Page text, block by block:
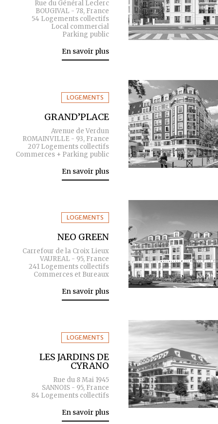
Rue du Général Leclerc
BOUGIVAL - 78, France
54 Logements collectifs
Local commercial
Parking public
En savoir plus
LOGEMENTS
GRAND’PLACE
Avenue de Verdun
ROMAINVILLE - 93, France
207 Logements collectifs
Commerces + Parking public
En savoir plus
LOGEMENTS
NEO GREEN
Carrefour de la Croix Lieux
VAUREAL - 95, France
241 Logements collectifs
Commerces et Bureaux
En savoir plus
LOGEMENTS
LES JARDINS DE
CYRANO
Rue du 8 Mai 1945
SANNOIS - 95, France
84 Logements collectifs
En savoir plus